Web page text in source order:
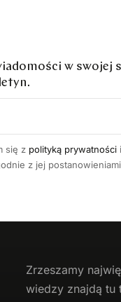
w swojej
się z polityką prywatnościi
z jej
Zrzeszamy
wiedzy znajdą tu